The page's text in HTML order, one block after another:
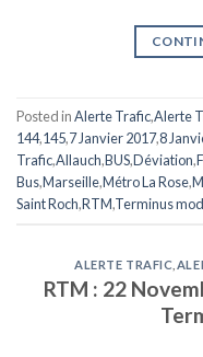
Posted inAlerte Trafic,Alerte
144,145,7 Janvier 2017,8
Trafic,Allauch,BUS,Déviation,
Bus,Marseille,Métro La Rose,
Saint Roch,RTM,Terminus
ALERTE TRAFIC
RTM : 22